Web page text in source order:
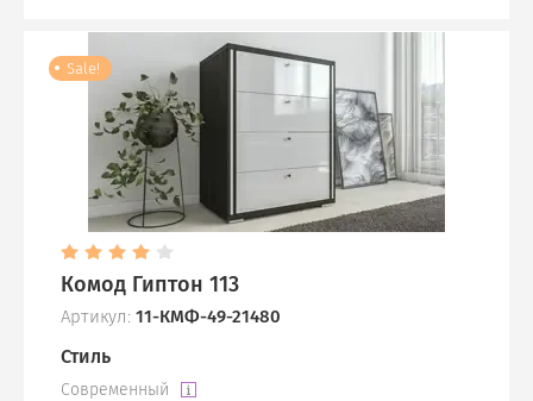
Sale!
Комод Гиптон 113
Артикул: 11-КМФ-49-21480
Стиль
Современный